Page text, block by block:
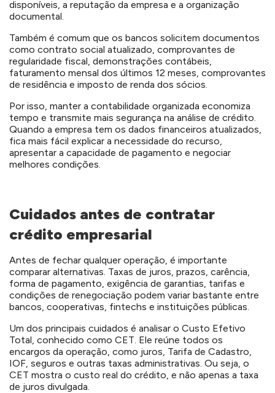
disponíveis, a reputação da empresa e a organização
documental.
Também é comum que os bancos solicitem documentos
como contrato social atualizado, comprovantes de
regularidade fiscal, demonstrações contábeis,
faturamento mensal dos últimos 12 meses, comprovantes
de residência e imposto de renda dos sócios.
Por isso, manter a contabilidade organizada economiza
tempo e transmite mais segurança na análise de crédito.
Quando a empresa tem os dados financeiros atualizados,
fica mais fácil explicar a necessidade do recurso,
apresentar a capacidade de pagamento e negociar
melhores condições.
Cuidados antes de contratar
crédito empresarial
Antes de fechar qualquer operação, é importante
comparar alternativas. Taxas de juros, prazos, carência,
forma de pagamento, exigência de garantias, tarifas e
condições de renegociação podem variar bastante entre
bancos, cooperativas, fintechs e instituições públicas.
Um dos principais cuidados é analisar o Custo Efetivo
Total, conhecido como CET. Ele reúne todos os
encargos da operação, como juros, Tarifa de Cadastro,
IOF, seguros e outras taxas administrativas. Ou seja, o
CET mostra o custo real do crédito, e não apenas a taxa
de juros divulgada.